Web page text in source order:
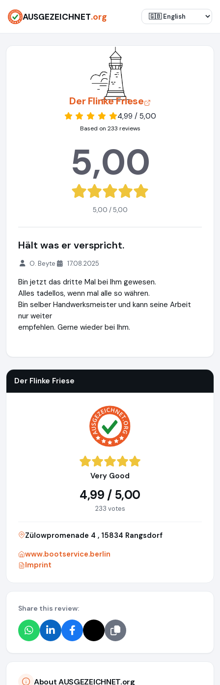
AUSGEZEICHNET.org
Der Flinke Friese
4,99 / 5,00
Based on 233 reviews
5,00
5,00 / 5,00
Hält was er verspricht.
O. Beyte 17.08.2025
Bin jetzt das dritte Mal bei Ihm gewesen.
Alles tadellos, wenn mal alle so währen.
Bin selber Handwerksmeister und kann seine Arbeit
nur weiter
empfehlen. Gerne wieder bei Ihm.
Der Flinke Friese
Very Good
4,99 / 5,00
233 votes
Zülowpromenade 4 , 15834 Rangsdorf
www.bootservice.berlin
Imprint
Share this review:
About AUSGEZEICHNET.org